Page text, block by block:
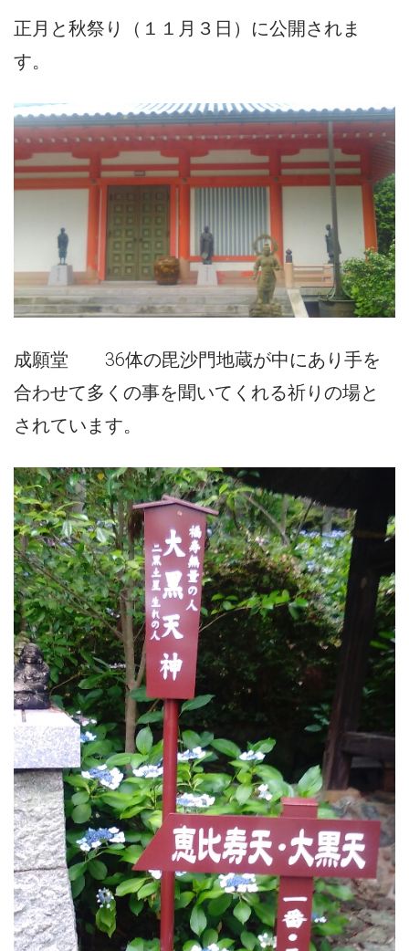
正月と秋祭り（１１月３日）に公開されま
す。
成願堂 36体の毘沙門地蔵が中にあり手を
合わせて多くの事を聞いてくれる祈りの場と
されています。